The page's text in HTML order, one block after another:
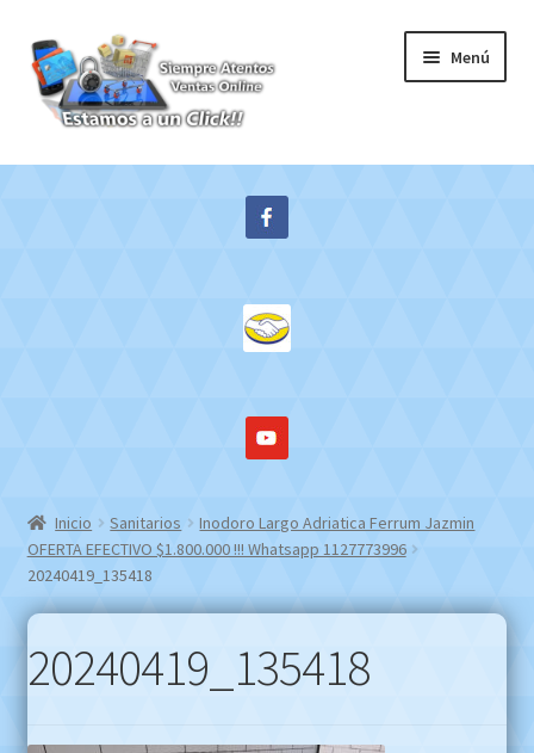
Ir
a
la
navegación
Ir
al
contenido
Menú
Inicio
Inicio Sanitarios
Inodoro Largo Adriatica Ferrum Jazmin
OFERTA EFECTIVO $1.800.000 !!! Whatsapp 1127773996
20240419_135418
20240419_135418